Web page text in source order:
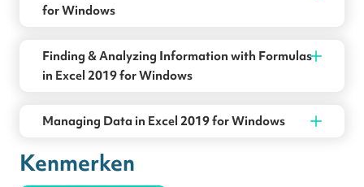
for Windows
Finding & Analyzing Information with Formulas
in Excel 2019 for Windows
Managing Data in Excel 2019 for Windows
Kenmerken